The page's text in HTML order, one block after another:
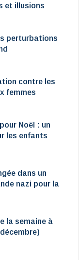
et illusions
perturbations
contre les
femmes
Noël : un
les enfants
dans un
nazi pour la
la semaine à